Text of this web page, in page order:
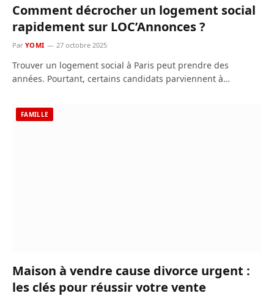
Comment décrocher un logement social
rapidement sur LOC’Annonces ?
Par YOMI 27 octobre 2025
Trouver un logement social à Paris peut prendre des
années. Pourtant, certains candidats parviennent à…
FAMILLE
Maison à vendre cause divorce urgent :
les clés pour réussir votre vente